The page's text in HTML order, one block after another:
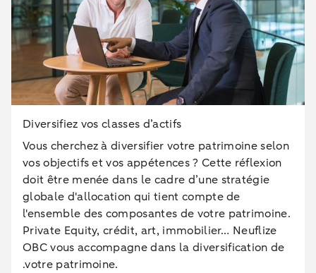
Diversifiez vos classes d’actifs
Vous cherchez à diversifier votre patrimoine selon
vos objectifs et vos appétences ? Cette réflexion
doit être menée dans le cadre d’une stratégie
globale d'allocation qui tient compte de
l'ensemble des composantes de votre patrimoine.
Private Equity, crédit, art, immobilier… Neuflize
OBC vous accompagne dans la diversification de
.votre patrimoine.